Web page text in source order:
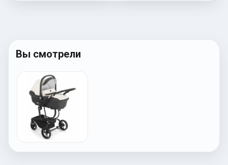
Вы смотрели